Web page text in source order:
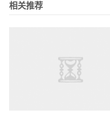
相关推荐